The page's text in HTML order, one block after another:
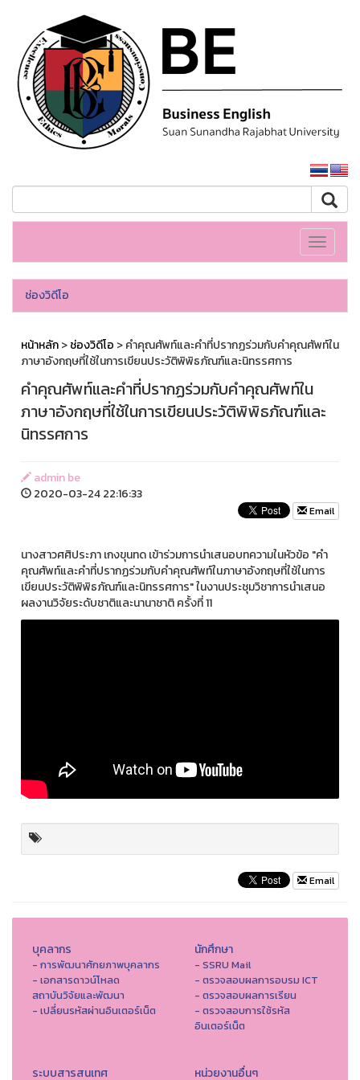
Toggle
ช่องวิดีโอ
หน้าหลัก>ช่องวิดีโอ > คำคุณศัพท์และคำที่ปรากฏร่วมกับคำคุณศัพท์ใน
ภาษาอังกฤษที่ใช้ในการเขียนประวัติพิพิธภัณฑ์และนิทรรศการ
คำคุณศัพท์และคำที่ปรากฏร่วมกับคำคุณศัพท์ใน
ภาษาอังกฤษที่ใช้ในการเขียนประวัติพิพิธภัณฑ์และ
นิทรรศการ
admin be
2020-03-24 22:16:33
Email
นางสาวศศิประภา เกงขุนทด เข้าร่วมการนำเสนอบทความในหัวข้อ "คำ
คุณศัพท์และคำที่ปรากฏร่วมกับคำคุณศัพท์ในภาษาอังกฤษที่ใช้ในการ
เขียนประวัติพิพิธภัณฑ์และนิทรรศการ" ในงานประชุมวิชาการนำเสนอ
ผลงานวิจัยระดับชาติและนานาชาติ ครั้งที่ 11
Email
บุคลากร
- การพัฒนาศักยภาพบุคลากร
- เอกสารดาวน์โหลด
สถาบันวิจัยและพัฒนา
- เปลี่ยนรหัสผ่านอินเตอร์เน็ต
นักศึกษา
- SSRU Mail
- ตรวจสอบผลการอบรม ICT
- ตรวจสอบผลการเรียน
- ตรวจสอบการใช้รหัส
อินเตอร์เน็ต
ระบบสารสนเทศ หน่วยงานอื่นๆ